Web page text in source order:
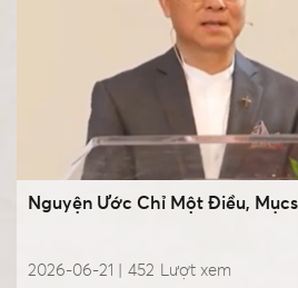
Nguyện Ước Chỉ Một Điều,
2026-06-21 | Lượt xem
452